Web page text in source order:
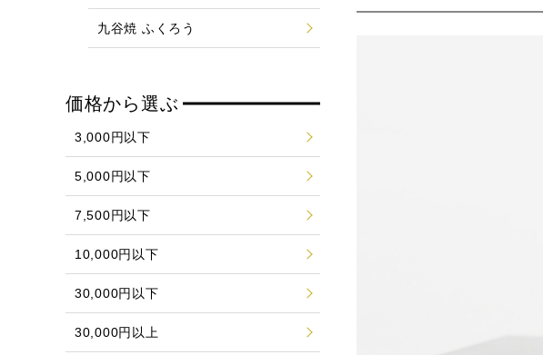
九谷焼 ふくろう
価格から選ぶ
3,000円以下
5,000円以下
7,500円以下
10,000円以下
30,000円以下
30,000円以上